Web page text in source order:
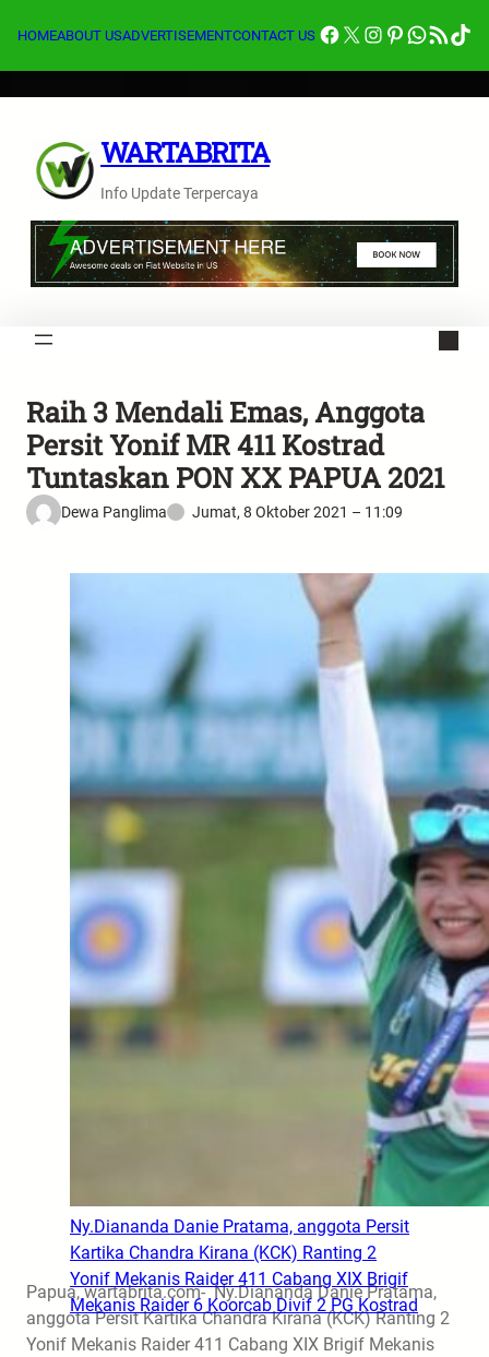
HOMEABOUT USADVERTISEMENTCONTACT US Facebook
X Instagram
Pinterest
Feed RSS
WARTABRITA
Info Update Terpercaya
Raih 3 Mendali Emas, Anggota
Persit Yonif MR 411 Kostrad
Tuntaskan PON XX PAPUA 2021
Dewa Panglima Jumat, 8 Oktober 2021 – 11:09
Ny.Diananda Danie Pratama, anggota Persit
Kartika Chandra Kirana (KCK) Ranting 2
Yonif Mekanis Raider 411 Cabang XIX Brigif
Mekanis Raider 6 Koorcab Divif 2 PG Kostrad
Papua, wartabrita.com- Ny.Diananda Danie Pratama,
anggota Persit Kartika Chandra Kirana (KCK) Ranting 2
Yonif Mekanis Raider 411 Cabang XIX Brigif Mekanis